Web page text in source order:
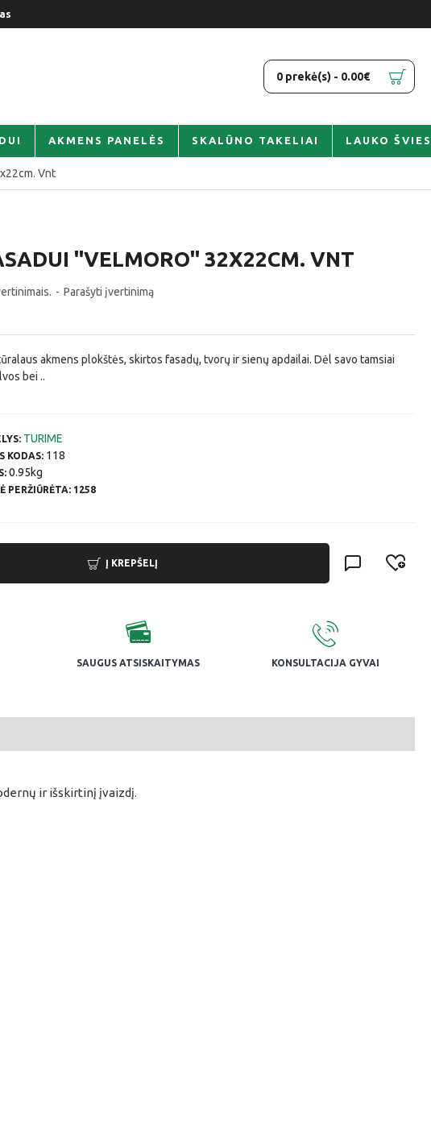
0 prekė(s) - 0.00€
AKMENS PANELĖS SKALŪNO TAKELIAI LAUKO
Vnt
"VELMORO" 32X22CM. VNT
SAUGUS ATSISKAITYMAS KONSULTACIJA GYVAI
- Parašyti įvertinimą
TURIME
KODAS: 118
0.95kg
PERŽIŪRĖTA: 1258
Į KREPŠELĮ
akmens plokštės, skirtos fasadų, tvorų ir sienų apdailai. Dėl savo tamsiai
bei ..
ir išskirtinį įvaizdį.